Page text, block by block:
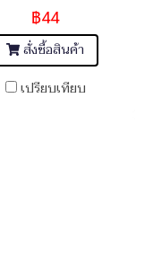
฿44
สั่งซื้อสินค้า
เปรียบเทียบ